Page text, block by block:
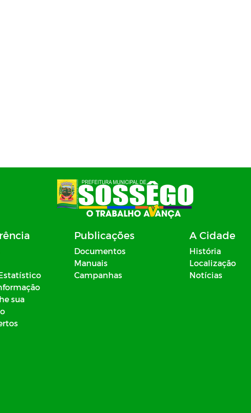
sua
Publicações
Documentos
Manuais
Campanhas
A Cidade
História
Localização
Notícias